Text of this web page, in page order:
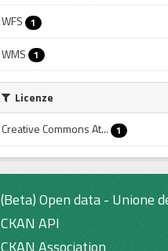
WFS 1
WMS 1
Licenze
Creative Commons At... 1
(Beta) Open data - Unione
CKAN API
CKAN Association